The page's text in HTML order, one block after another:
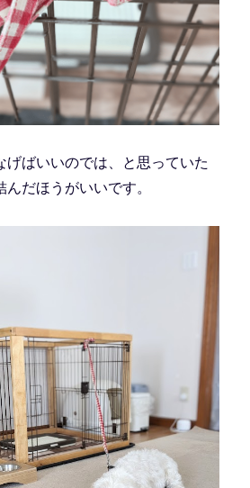
げばいいのでは、と思っていた
だほうがいいです。